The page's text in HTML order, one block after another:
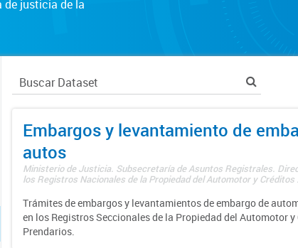
de justicia de la
Embargos y levantamiento de
autos
Ministerio de Justicia. Subsecretaría de Asuntos Registrales.
los Registros Nacionales de la Propiedad del Automotor y Créditos
Trámites de embargos y levantamientos de embargo de
en los Registros Seccionales de la Propiedad del Automotor y
Prendarios.